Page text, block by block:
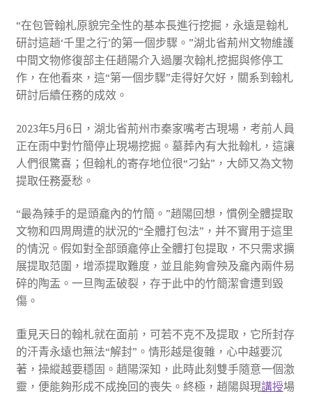
“在包管翰札原貌完全性的基本長進行挖掘，永遠是翰札
研討這趟‘千里之行’的第一個步驟。”湖北省荊州文物維護
中間文物修復部主任趙陽介入過屢次翰札挖掘與修停工
作，在他看來，這“第一個步驟”走得好欠好，關系到翰札
研討后續任務的成效。
2023年5月6日，湖北省荊州市秦家嘴考古現場，考前人員
正在雨中對竹簡停止現場挖掘。墓葬內有大批翰札，這讓
人們很驚喜；但翰札的寄存地位很“刁鉆”，大師又為文物
提取任務憂愁。
“最為辣手的是頭龕內的竹簡。”趙陽回想，慣例全體提取
文物和四周周遭的狀況的“全體打包法”，并不實用于這里
的情況。假如對全部頭龕停止全體打包提取，不只需求擴
展提取范圍，增添提取難度，並且能夠會殃及龕內兩件易
碎的陶盂。一旦陶盂破裂，存于此中的竹簡潔會遭到毀
傷。
重見天日的翰札就在面前，可若不克不及提取，它所封存
的汗青永遠也無法“解封”。情形越是復雜，心中越要沉
著，操縱越要穩固。趙陽深知，此時此刻雙手隨意一個激
靈，便能夠形成不成挽回的喪失。終極，趙陽與現講授場